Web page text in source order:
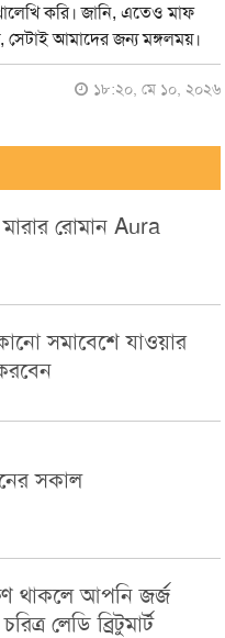
করি। জানি, এতেও মাফ
আমাদের জন্য মঙ্গলময়।
১৮:২০, মে ১০, ২০২৬
মারার রোমান Aura
সমাবেশে যাওয়ার
সকাল
থাকলে আপনি জর্জ
লেডি ব্রিটুমার্ট